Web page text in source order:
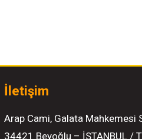
İletişim
Arap Cami, Galata Mahkemesi
34421 Beyoğlu – İSTANBUL /